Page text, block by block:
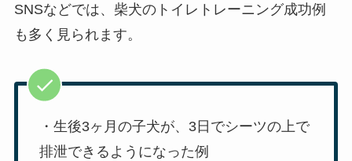
SNSなどでは、柴犬のトイレトレーニング成功例
も多く見られます。
・生後3ヶ月の子犬が、3日でシーツの上で
排泄できるようになった例